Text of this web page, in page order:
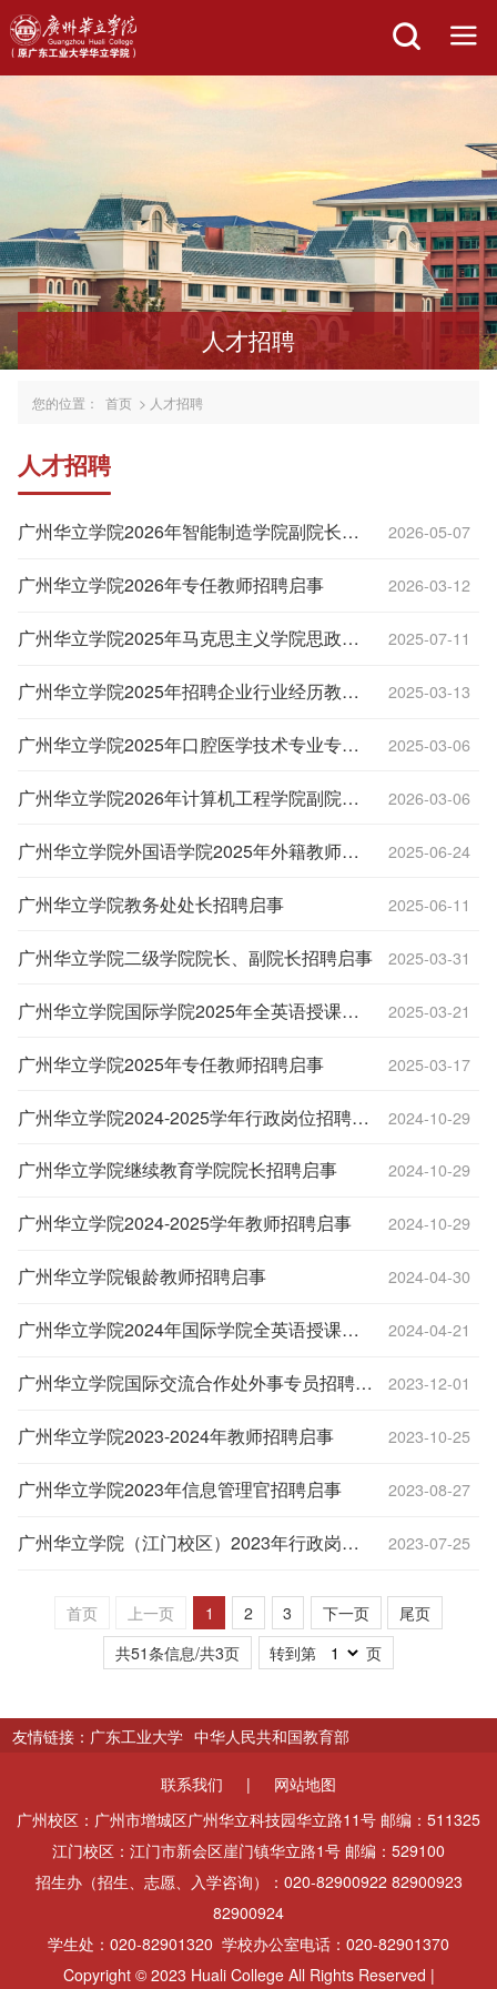
人才招聘
您的位置： 首页 > 人才招聘
人才招聘
2026-05-07
广州华立学院2026年智能制造学院副院长招聘启事
2026-03-12
广州华立学院2026年专任教师招聘启事
2025-07-11
广州华立学院2025年马克思主义学院思政专任教师招聘启事
2025-03-13
广州华立学院2025年招聘企业行业经历教师启事
2025-03-06
广州华立学院2025年口腔医学技术专业专业带头人及骨干教师招聘公告
2026-03-06
广州华立学院2026年计算机工程学院副院长招聘启事
2025-06-24
广州华立学院外国语学院2025年外籍教师招聘启事 Faculty Recruitment Notice
2025-06-11
广州华立学院教务处处长招聘启事
2025-03-31
广州华立学院二级学院院长、副院长招聘启事
2025-03-21
广州华立学院国际学院2025年全英语授课（EMI）教师招聘启事
2025-03-17
广州华立学院2025年专任教师招聘启事
2024-10-29
广州华立学院2024-2025学年行政岗位招聘启事
2024-10-29
广州华立学院继续教育学院院长招聘启事
2024-10-29
广州华立学院2024-2025学年教师招聘启事
2024-04-30
广州华立学院银龄教师招聘启事
2024-04-21
广州华立学院2024年国际学院全英语授课教师和中英双语行政工作岗位招聘启事
2023-12-01
广州华立学院国际交流合作处外事专员招聘启事
2023-10-25
广州华立学院2023-2024年教师招聘启事
2023-08-27
广州华立学院2023年信息管理官招聘启事
2023-07-25
广州华立学院（江门校区）2023年行政岗位招聘启事
首页 上一页 1 2 3 下一页
尾页
共51条信息/共3页
转到第 页
友情链接： 广东工业大学 中华人民共和国教育部
联系我们 |
网站地图
广州校区：广州市增城区广州华立科技园华立路11号 邮编：511325
江门校区：江门市新会区崖门镇华立路1号 邮编：529100
招生办（招生、志愿、入学咨询）：020-82900922 82900923
82900924
学生处：020-82901320 学校办公室电话：020-82901370
Copyright © 2023 Huali College All Rights Reserved |